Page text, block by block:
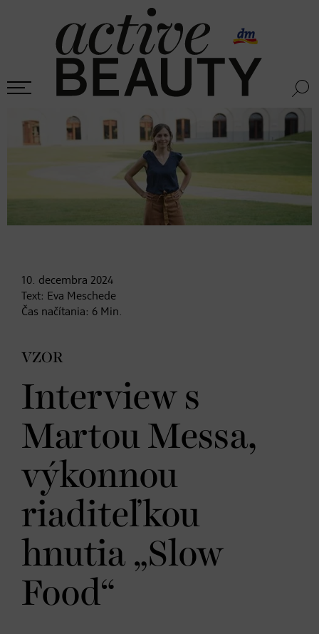
10. decembra 2024
Text: Eva Meschede
Čas načítania: 6 Min.
VZOR
Interview s
Martou Messa,
výkonnou
riaditeľkou
hnutia „Slow
Food“